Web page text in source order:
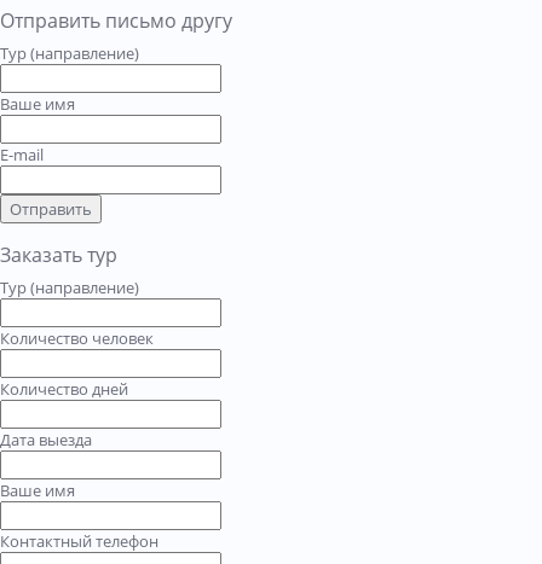
Отправить письмо другу
Тур (направление)
Ваше имя
E-mail
Отправить
Заказать тур
Тур (направление)
Количество человек
Количество дней
Дата выезда
Ваше имя
Контактный телефон